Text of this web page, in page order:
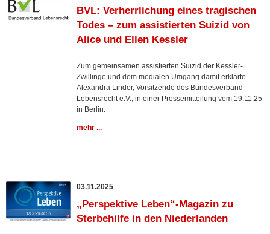
BVL: Verherrlichung eines tragischen
Todes – zum assistierten Suizid von
Alice und Ellen Kessler
Zum gemeinsamen assistierten Suizid der Kessler-
Zwillinge und dem medialen Umgang damit erklärte
Alexandra Linder, Vorsitzende des Bundesverband
Lebensrecht e.V., in einer Pressemitteilung vom 19.11.25
in Berlin:
mehr ...
03.11.2025
„Perspektive Leben“-Magazin zu
Sterbehilfe in den Niederlanden